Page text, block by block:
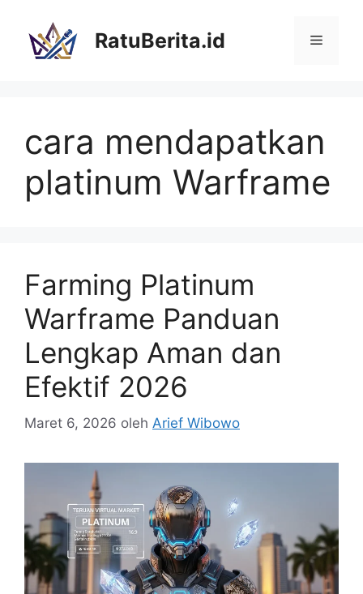
RatuBerita.id Menu
cara mendapatkan
platinum Warframe
Farming Platinum
Warframe Panduan
Lengkap Aman dan
Efektif 2026
Maret 6, 2026 oleh Arief Wibowo